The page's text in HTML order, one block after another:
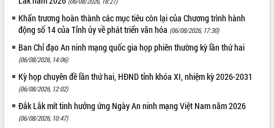
Hội thảo khoa học “Giải pháp thúc đẩy
phát triển nền kinh tế xanh tại tỉnh
Đắk Lắk”
Tăng cường giám sát, đôn đốc thực
hiện nhiệm vụ quản lý tài sản công
hàng tuần
Tháo gỡ những vướng mắc, đẩy mạnh
công tác cải cách thủ tục hành chính
tại Trung tâm Phục vụ hành chính
Khẩn trương hoàn thành các mục tiêu còn lại của Chương trình hành
động số 14 của Tỉnh ủy về phát triển văn hóa (06/08/2026, 17:30)
Ban Chỉ đạo An ninh mạng quốc gia họp phiên thường kỳ lần thứ hai
(06/08/2026, 14:06)
Kỳ họp chuyên đề lần thứ hai, HĐND tỉnh khóa XI, nhiệm kỳ 2026-2031
(06/08/2026, 12:02)
Đắk Lắk mít tinh hưởng ứng Ngày An ninh mạng Việt Nam năm 2026
(06/08/2026, 10:47)